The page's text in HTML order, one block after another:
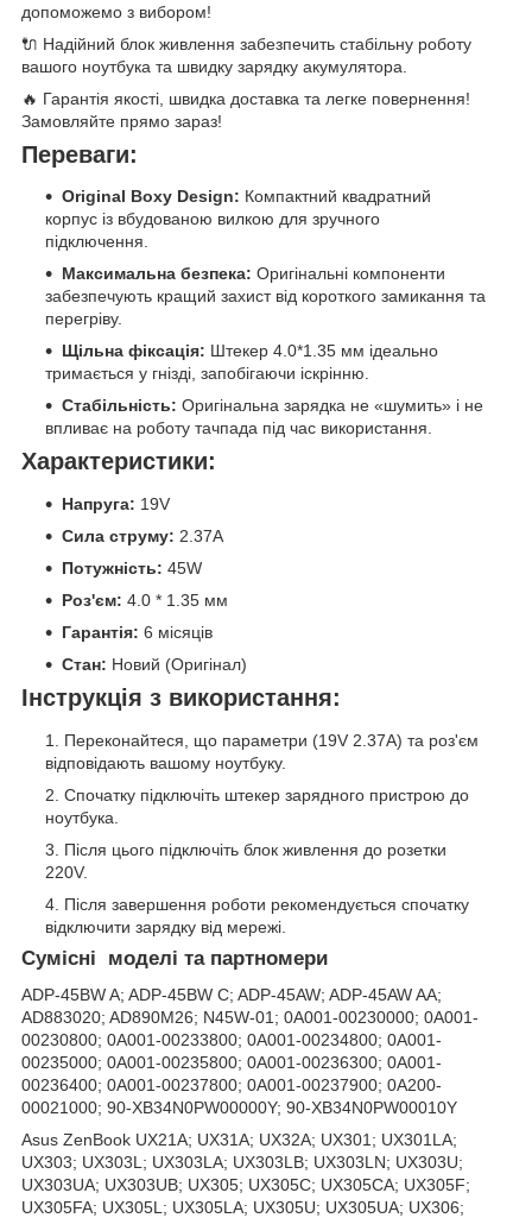
допоможемо з вибором!
🔌 Надійний блок живлення забезпечить стабільну роботу
вашого ноутбука та швидку зарядку акумулятора.
🔥 Гарантія якості, швидка доставка та легке повернення!
Замовляйте прямо зараз!
Переваги:
Original Boxy Design: Компактний квадратний
корпус із вбудованою вилкою для зручного
підключення.
Максимальна безпека: Оригінальні компоненти
забезпечують кращий захист від короткого замикання та
перегріву.
Щільна фіксація: Штекер 4.0*1.35 мм ідеально
тримається у гнізді, запобігаючи іскрінню.
Стабільність: Оригінальна зарядка не «шумить» і не
впливає на роботу тачпада під час використання.
Характеристики:
Напруга: 19V
Сила струму: 2.37A
Потужність: 45W
Роз'єм: 4.0 * 1.35 мм
Гарантія: 6 місяців
Стан: Новий (Оригінал)
Інструкція з використання:
Переконайтеся, що параметри (19V 2.37A) та роз'єм
відповідають вашому ноутбуку.
Спочатку підключіть штекер зарядного пристрою до
ноутбука.
Після цього підключіть блок живлення до розетки
220V.
Після завершення роботи рекомендується спочатку
відключити зарядку від мережі.
Сумісні моделі та партномери
ADP-45BW A; ADP-45BW C; ADP-45AW; ADP-45AW AA;
AD883020; AD890M26; N45W-01; 0A001-00230000; 0A001-
00230800; 0A001-00233800; 0A001-00234800; 0A001-
00235000; 0A001-00235800; 0A001-00236300; 0A001-
00236400; 0A001-00237800; 0A001-00237900; 0A200-
00021000; 90-XB34N0PW00000Y; 90-XB34N0PW00010Y
Asus ZenBook UX21A; UX31A; UX32A; UX301; UX301LA;
UX303; UX303L; UX303LA; UX303LB; UX303LN; UX303U;
UX303UA; UX303UB; UX305; UX305C; UX305CA; UX305F;
UX305FA; UX305L; UX305LA; UX305U; UX305UA; UX306;